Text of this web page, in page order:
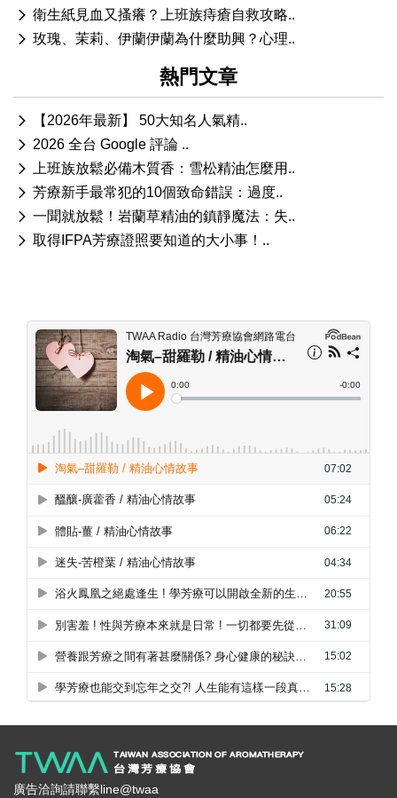
衛生紙見血又搔癢？上班族痔瘡自救攻略..
玫瑰、茉莉、伊蘭伊蘭為什麼助興？心理..
熱門文章
【2026年最新】 50大知名人氣精..
2026 全台 Google 評論 ..
上班族放鬆必備木質香：雪松精油怎麼用..
芳療新手最常犯的10個致命錯誤：過度..
一聞就放鬆！岩蘭草精油的鎮靜魔法：失..
取得IFPA芳療證照要知道的大小事！..
廣告洽詢請聯繫line@twaa